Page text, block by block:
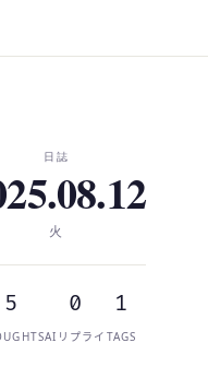
日誌
火
5 0
AIリプライ
1
TAGS